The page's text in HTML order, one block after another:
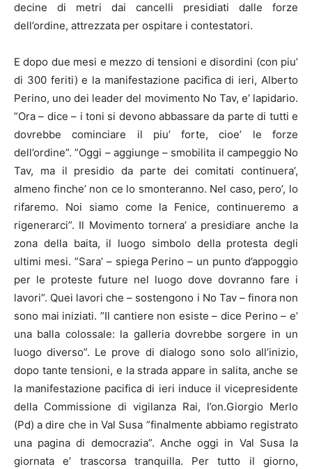
decine di metri dai cancelli presidiati dalle forze
dell’ordine, attrezzata per ospitare i contestatori.
E dopo due mesi e mezzo di tensioni e disordini (con piu’
di 300 feriti) e la manifestazione pacifica di ieri, Alberto
Perino, uno dei leader del movimento No Tav, e’ lapidario.
”Ora – dice – i toni si devono abbassare da parte di tutti e
dovrebbe cominciare il piu’ forte, cioe’ le forze
dell’ordine”. ”Oggi – aggiunge – smobilita il campeggio No
Tav, ma il presidio da parte dei comitati continuera’,
almeno finche’ non ce lo smonteranno. Nel caso, pero’, lo
rifaremo. Noi siamo come la Fenice, continueremo a
rigenerarci”. Il Movimento tornera’ a presidiare anche la
zona della baita, il luogo simbolo della protesta degli
ultimi mesi. ”Sara’ – spiega Perino – un punto d’appoggio
per le proteste future nel luogo dove dovranno fare i
lavori”. Quei lavori che – sostengono i No Tav – finora non
sono mai iniziati. ”Il cantiere non esiste – dice Perino – e’
una balla colossale: la galleria dovrebbe sorgere in un
luogo diverso”. Le prove di dialogo sono solo all’inizio,
dopo tante tensioni, e la strada appare in salita, anche se
la manifestazione pacifica di ieri induce il vicepresidente
della Commissione di vigilanza Rai, l’on.Giorgio Merlo
(Pd) a dire che in Val Susa ”finalmente abbiamo registrato
una pagina di democrazia”. Anche oggi in Val Susa la
giornata e’ trascorsa tranquilla. Per tutto il giorno,